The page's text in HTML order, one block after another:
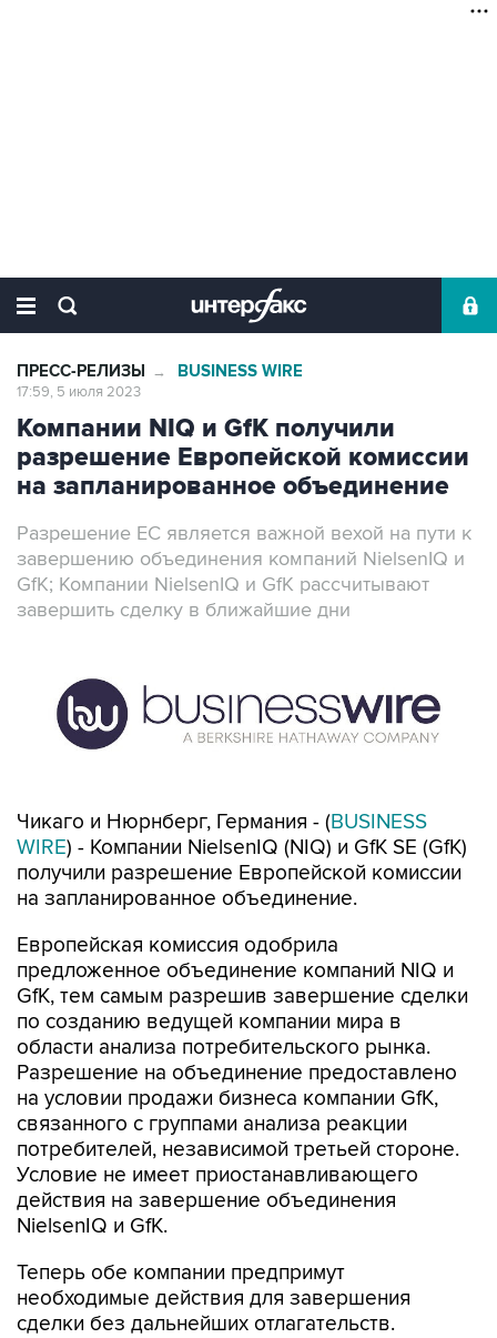
ПРЕСС-РЕЛИЗЫ → BUSINESS WIRE
17:59, 5 июля 2023
Компании NIQ и GfK получили
разрешение Европейской комиссии
на запланированное объединение
Разрешение ЕС является важной вехой на пути к
завершению объединения компаний NielsenIQ и
GfK; Компании NielsenIQ и GfK рассчитывают
завершить сделку в ближайшие дни
Чикаго и Нюрнберг, Германия - (BUSINESS
WIRE) - Компании NielsenIQ (NIQ) и GfK SE (GfK)
получили разрешение Европейской комиссии
на запланированное объединение.
Европейская комиссия одобрила
предложенное объединение компаний NIQ и
GfK, тем самым разрешив завершение сделки
по созданию ведущей компании мира в
области анализа потребительского рынка.
Разрешение на объединение предоставлено
на условии продажи бизнеса компании GfK,
связанного с группами анализа реакции
потребителей, независимой третьей стороне.
Условие не имеет приостанавливающего
действия на завершение объединения
NielsenIQ и GfK.
Теперь обе компании предпримут
необходимые действия для завершения
сделки без дальнейших отлагательств.